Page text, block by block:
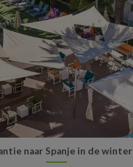
naar Spanje in de winter